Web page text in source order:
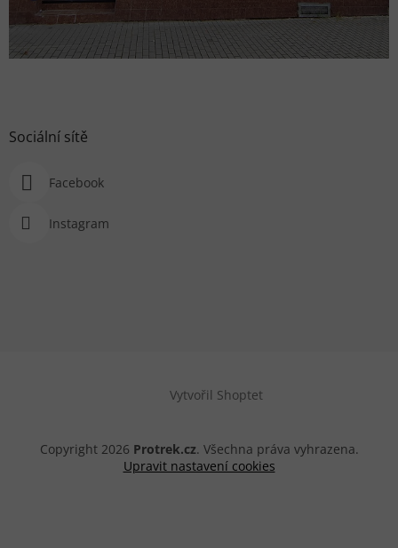
Sociální sítě
Facebook
Instagram
Vytvořil Shoptet
Copyright 2026 Protrek.cz. Všechna práva vyhrazena.
Upravit nastavení cookies